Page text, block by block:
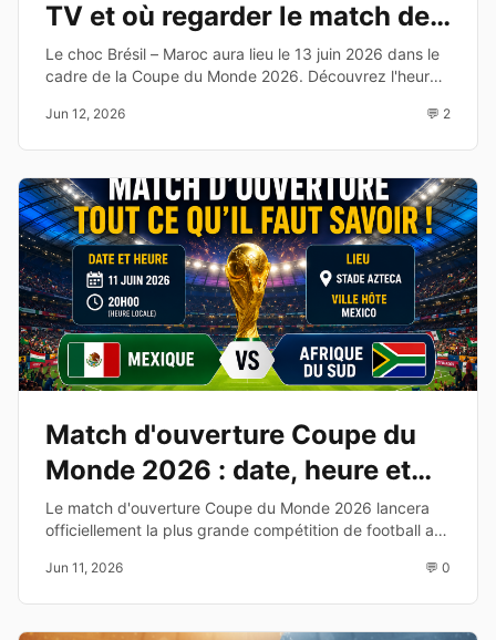
TV et où regarder le match de
la Coupe du Monde 2026
Le choc Brésil – Maroc aura lieu le 13 juin 2026 dans le
cadre de la Coupe du Monde 2026. Découvrez l'heure,
de cette affiche du Groupe C.
Jun 12, 2026 💬 2
Match d'ouverture Coupe du
Monde 2026 : date, heure et
diffusion TV
Le match d'ouverture Coupe du Monde 2026 lancera
officiellement la plus grande compétition de football au
chaînes de diffusion.
Jun 11, 2026 💬 0